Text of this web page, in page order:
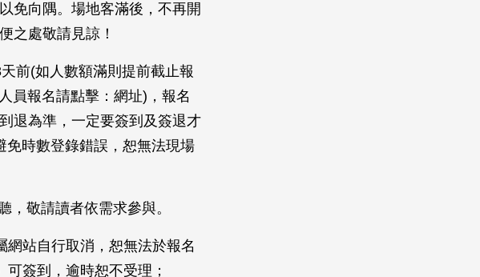
免向隅。場地客滿後，不再開
之處敬請見諒！
前(如人數額滿則提前截止報
員報名請點擊：網址)，報名
退為準，一定要簽到及簽退才
免時數登錄錯誤，恕無法現場
，敬請讀者依需求參與。
站自行取消，恕無法於報名
簽到，逾時恕不受理；